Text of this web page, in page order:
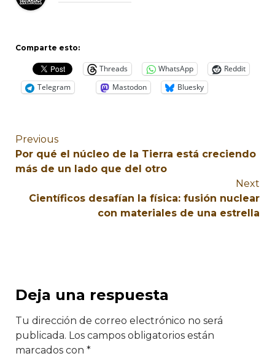
Comparte esto:
Threads WhatsApp
Reddit
Telegram
Mastodon Bluesky
Previous
Por qué el núcleo de la Tierra está creciendo
más de un lado que del otro
Next
Científicos desafían la física: fusión nuclear
con materiales de una estrella
Deja una respuesta
Tu dirección de correo electrónico no será
publicada. Los campos obligatorios están
marcados con *